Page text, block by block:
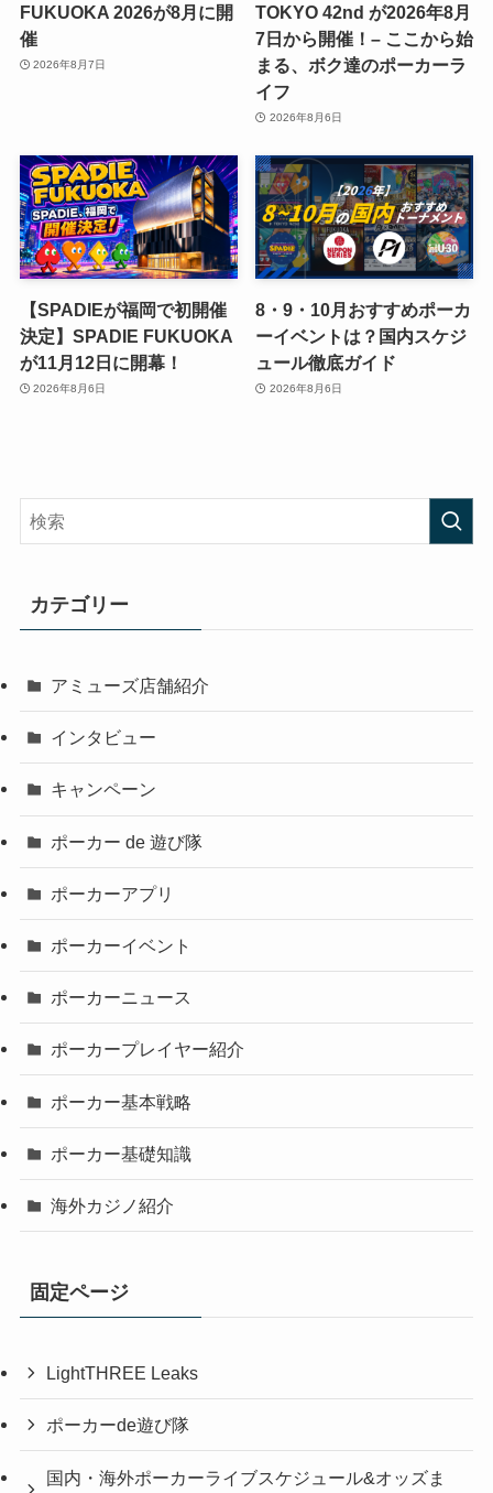
FUKUOKA 2026が8月に開
催
2026年8月7日
TOKYO 42nd が2026年8月
7日から開催！– ここから始
まる、ボク達のポーカーラ
イフ
2026年8月6日
【SPADIEが福岡で初開催
決定】SPADIE FUKUOKA
が11月12日に開幕！
2026年8月6日
8・9・10月おすすめポーカ
ーイベントは？国内スケジ
ュール徹底ガイド
2026年8月6日
カテゴリー
アミューズ店舗紹介
インタビュー
キャンペーン
ポーカー de 遊び隊
ポーカーアプリ
ポーカーイベント
ポーカーニュース
ポーカープレイヤー紹介
ポーカー基本戦略
ポーカー基礎知識
海外カジノ紹介
固定ページ
LightTHREE Leaks
ポーカーde遊び隊
国内・海外ポーカーライブスケジュール&オッズま